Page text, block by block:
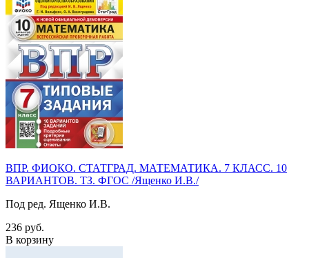
ВПР. ФИОКО. СТАТГРАД. МАТЕМАТИКА. 7 КЛАСС. 10
ВАРИАНТОВ. ТЗ. ФГОС /Ященко И.В./
Под ред. Ященко И.В.
236 руб.
В корзину